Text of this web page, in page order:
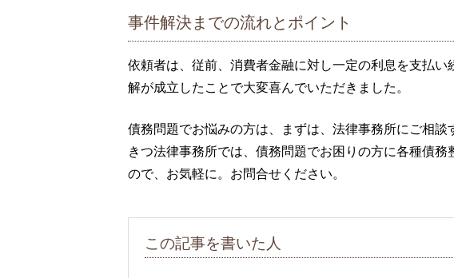
事件解決までの流れとポイント
依頼者は、従前、消費者金融に対し一定の利息を支払
解が成立したことで大変喜んでいただきました。
債務問題でお悩みの方は、まずは、法律事務所にご相談
きつ法律事務所では、債務問題でお困りの方に各種債
ので、お気軽に。お問合せください。
この記事を書いた人